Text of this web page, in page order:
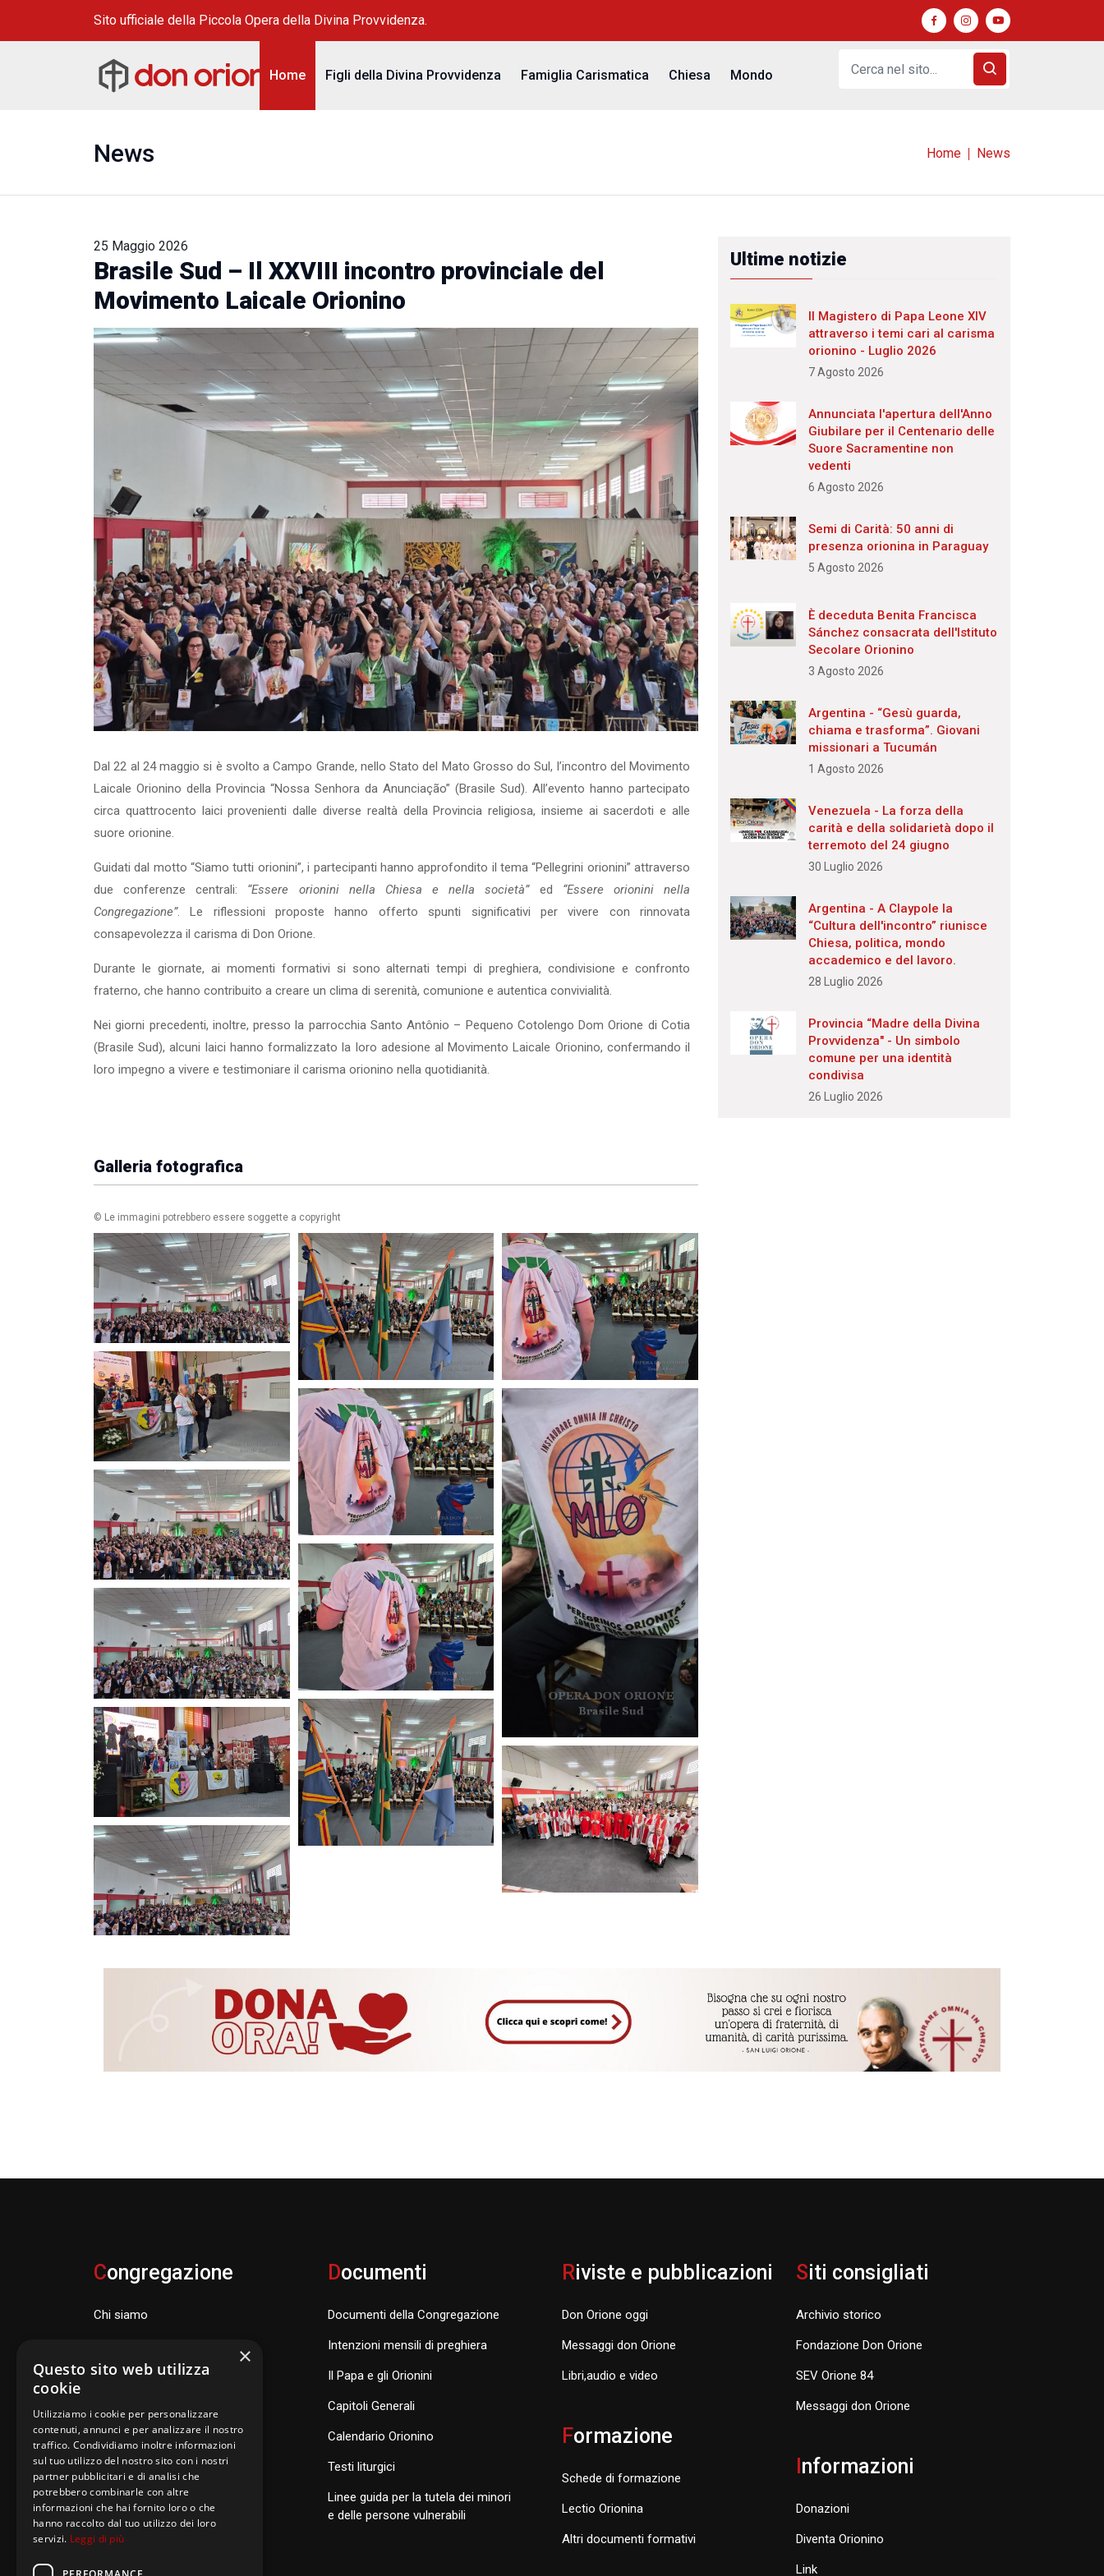
Sito ufficiale della Piccola Opera della Divina Provvidenza.
Home Figli della Divina Provvidenza Famiglia Carismatica Chiesa Mondo
News Home News
25 Maggio 2026
Brasile Sud – Il XXVIII incontro provinciale del
Movimento Laicale Orionino
Dal 22 al 24 maggio si è svolto a Campo Grande, nello Stato del Mato Grosso do Sul, l’incontro del Movimento
Laicale Orionino della Provincia “Nossa Senhora da Anunciação” (Brasile Sud). All’evento hanno partecipato
circa quattrocento laici provenienti dalle diverse realtà della Provincia religiosa, insieme ai sacerdoti e alle
suore orionine.
Guidati dal motto “Siamo tutti orionini”, i partecipanti hanno approfondito il tema “Pellegrini orionini” attraverso
due conferenze centrali: “Essere orionini nella Chiesa e nella società”ed “Essere orionini nella
Congregazione”. Le riflessioni proposte hanno offerto spunti significativi per vivere con rinnovata
consapevolezza il carisma di Don Orione.
Durante le giornate, ai momenti formativi si sono alternati tempi di preghiera, condivisione e confronto
fraterno, che hanno contribuito a creare un clima di serenità, comunione e autentica convivialità.
Nei giorni precedenti, inoltre, presso la parrocchia Santo Antônio – Pequeno Cotolengo Dom Orione di Cotia
(Brasile Sud), alcuni laici hanno formalizzato la loro adesione al Movimento Laicale Orionino, confermando il
loro impegno a vivere e testimoniare il carisma orionino nella quotidianità.
Galleria fotografica
© Le immagini potrebbero essere soggette a copyright
Ultime notizie
Il Magistero di Papa Leone XIV
attraverso i temi cari al carisma
orionino - Luglio 2026
7 Agosto 2026
Annunciata l'apertura dell'Anno
Giubilare per il Centenario delle
Suore Sacramentine non
vedenti
6 Agosto 2026
Semi di Carità: 50 anni di
presenza orionina in Paraguay
5 Agosto 2026
È deceduta Benita Francisca
Sánchez consacrata dell'Istituto
Secolare Orionino
3 Agosto 2026
Argentina - “Gesù guarda,
chiama e trasforma”. Giovani
missionari a Tucumán
1 Agosto 2026
Venezuela - La forza della
carità e della solidarietà dopo il
terremoto del 24 giugno
30 Luglio 2026
Argentina - A Claypole la
“Cultura dell'incontro” riunisce
Chiesa, politica, mondo
accademico e del lavoro.
28 Luglio 2026
Provincia “Madre della Divina
Provvidenza" - Un simbolo
comune per una identità
condivisa
26 Luglio 2026
Congregazione
Chi siamo
Dove siamo nel mondo
Santi di Famiglia
Postulazione Generale
San Luigi Orione
Santi di Famiglia
Documenti
Documenti della Congregazione
Intenzioni mensili di preghiera
Il Papa e gli Orionini
Capitoli Generali
Calendario Orionino
Testi liturgici
Linee guida per la tutela dei minori
e delle persone vulnerabili
Riviste e pubblicazioni
Don Orione oggi
Messaggi don Orione
Libri,audio e video
Formazione
Schede di formazione
Lectio Orionina
Altri documenti formativi
Siti consigliati
Archivio storico
Fondazione Don Orione
SEV Orione 84
Messaggi don Orione
nformazioni
Donazioni
Diventa Orionino
Link
×
Questo sito web utilizza
cookie
Utilizziamo i cookie per personalizzare
contenuti, annunci e per analizzare il nostro
traffico. Condividiamo inoltre informazioni
sul tuo utilizzo del nostro sito con i nostri
partner pubblicitari e di analisi che
potrebbero combinarle con altre
informazioni che hai fornito loro o che
hanno raccolto dal tuo utilizzo dei loro
servizi. Leggi di più